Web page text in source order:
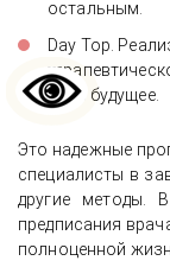
остальным.
Day Top.
свое будущее.
Это надежные
специалисты в
другие методы.
предписания
полноценной